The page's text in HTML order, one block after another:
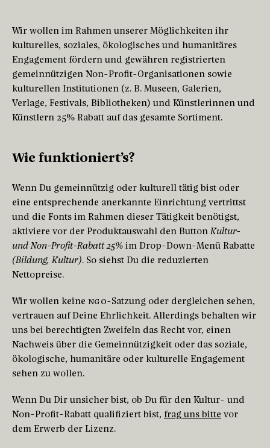
Wir wollen im Rahmen unserer Möglichkeiten ihr
kulturelles, soziales, ökologisches und humanitäres
Engagement fördern und gewähren registrierten
gemeinnützigen Non-Profit-Organisationen sowie
kulturellen Institutionen (z. B. Museen, Galerien,
Verlage, Festivals, Bibliotheken) und Künstlerinnen und
Künstlern 25% Rabatt auf das gesamte Sortiment.
Wie funktioniert’s?
Wenn Du gemeinnützig oder kulturell tätig bist oder
eine entsprechende anerkannte Einrichtung vertrittst
und die Fonts im Rahmen dieser Tätigkeit benötigst,
aktiviere vor der Produktauswahl den Button Kultur-
und Non-Profit-Rabatt 25% im Drop-Down-Menü Rabatte
(Bildung, Kultur). So siehst Du die reduzierten
Nettopreise.
Wir wollen keine NGO-Satzung oder dergleichen sehen,
vertrauen auf Deine Ehrlichkeit. Allerdings behalten wir
uns bei berechtigten Zweifeln das Recht vor, einen
Nachweis über die Gemeinnützigkeit oder das soziale,
ökologische, humanitäre oder kulturelle Engagement
sehen zu wollen.
Wenn Du Dir unsicher bist, ob Du für den Kultur- und
Non-Profit-Rabatt qualifiziert bist, frag uns bitte vor
dem Erwerb der Lizenz.